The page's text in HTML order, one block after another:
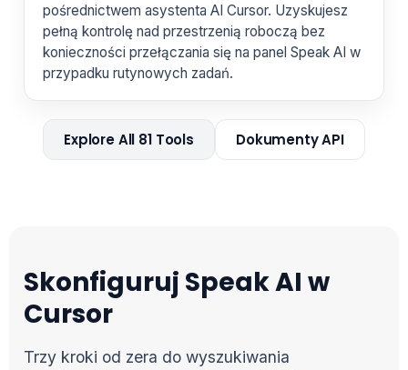
pośrednictwem asystenta AI Cursor. Uzyskujesz
pełną kontrolę nad przestrzenią roboczą bez
konieczności przełączania się na panel Speak AI w
przypadku rutynowych zadań.
Explore All 81 Tools Dokumenty API
Skonfiguruj Speak AI w
Cursor
Trzy kroki od zera do wyszukiwania